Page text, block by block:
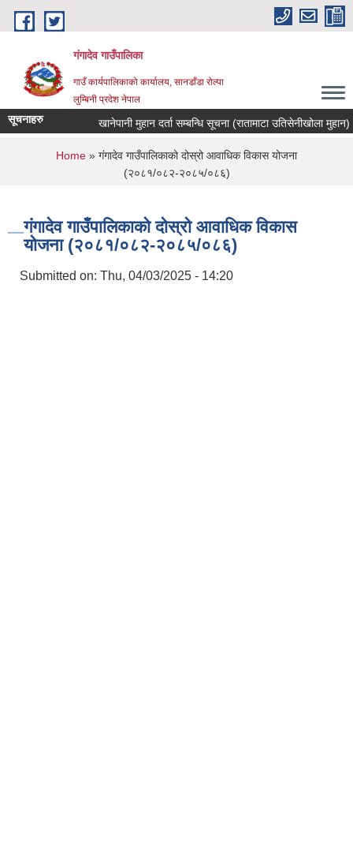
Skip to main content
गंगादेव गाउँपालिका
गाउँ कार्यपालिकाको कार्यालय, सानडाँडा रोल्पा
लुम्बिनी प्रदेश नेपाल
सूचनाहरु खानेपानी मुहान दर्ता सम्बन्धि सूचना (रातामाटा उतिसेनीखोला मुहान)
You are here
Home » गंगादेव गाउँपालिकाको दोस्रो आवाधिक विकास योजना
(२०८१/०८२-२०८५/०८६)
गंगादेव गाउँपालिकाको दोस्रो आवाधिक विकास
योजना (२०८१/०८२-२०८५/०८६)
Submitted on: Thu, 04/03/2025 - 14:20